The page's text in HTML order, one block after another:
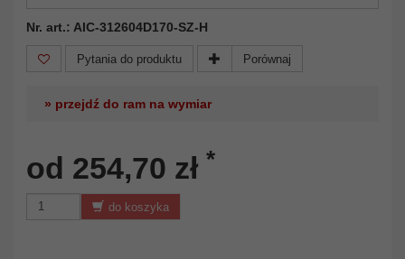
Nr. art.: AIC-312604D170-SZ-H
Pytania do produktu Porównaj
» przejdź do ram na wymiar
od 254,70 zł *
do koszyka